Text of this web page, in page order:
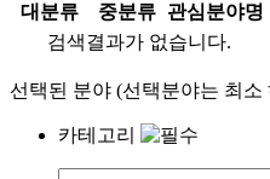
대분류
중분류
관심분야명
검색결과가 없습니다.
선택된 분야 (선택분야는 최
카테고리